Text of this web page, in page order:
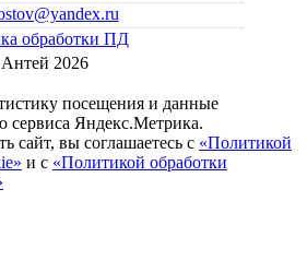
обработки ПД
2026
посещения и данные
сервиса Яндекс.Метрика.
сайт, вы соглашаетесь с «Политикой
и с «Политикой обработки